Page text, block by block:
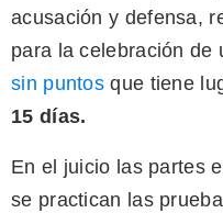
acusación y defensa,
para la celebración de
sin puntos que tiene
15 días.
En el juicio las partes
se practican las